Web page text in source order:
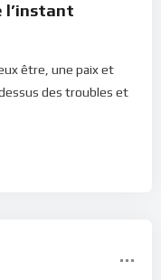
l’instant
être, une paix et
des troubles et